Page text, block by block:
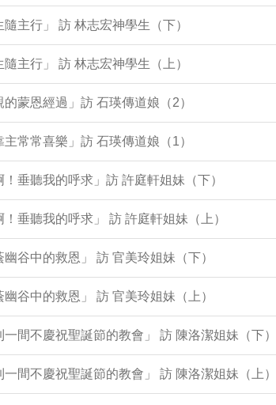
主行」 訪 林志宏神學生（下）
主行」 訪 林志宏神學生（上）
蒙恩經過」訪 石瑛傳道娘（2）
常常喜樂」訪 石瑛傳道娘（1）
垂聽我的呼求」訪 許庭軒姐妹（下）
垂聽我的呼求」 訪 許庭軒姐妹（上）
谷中的救恩」 訪 官美玲姐妹（下）
谷中的救恩」 訪 官美玲姐妹（上）
間不慶祝聖誕節的教會」 訪 陳洛潔姐妹（下）
間不慶祝聖誕節的教會」 訪 陳洛潔姐妹（上）